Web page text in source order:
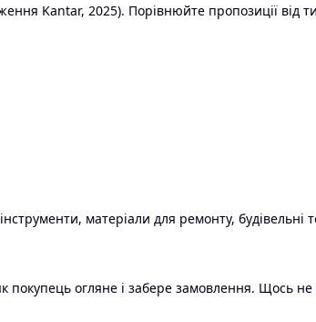
Kantar, 2025). Порівнюйте пропозиції від
матеріали для ремонту, будівельні
огляне і забере замовлення. Щось